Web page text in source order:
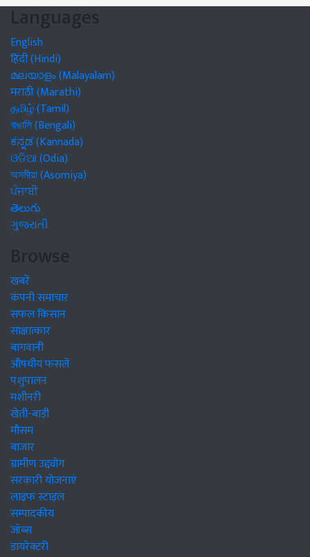
Languages
English
हिंदी (Hindi)
മലയാളം (Malayalam)
मराठी (Marathi)
தமிழ் (Tamil)
বাঙালি (Bengali)
ಕನ್ನಡ (Kannada)
ଓଡିଆ (Odia)
অসমীয়া (Asomiya)
ਪੰਜਾਬੀ
తెలుగు
ગુજરાતી
Browse
खबरें
कंपनी समाचार
सफल किसान
साक्षात्कार
बागवानी
औषधीय फसलें
पशुपालन
मशीनरी
खेती-बाड़ी
मौसम
बाजार
ग्रामीण उद्द्योग
सरकारी योजनाएं
लाइफ स्टाइल
सम्पादकीय
जॉब्स
डायरेक्टरी